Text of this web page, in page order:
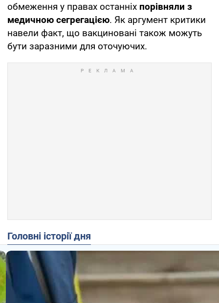
обмеження у правах останніх порівняли з
медичною сегрегацією. Як аргумент критики
навели факт, що вакциновані також можуть
бути заразними для оточуючих.
Головні історії дня